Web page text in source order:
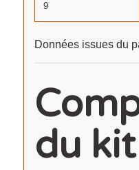
9
Données issues du
du kit